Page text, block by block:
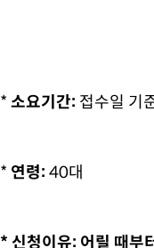
* 소요기간: 접수일 기
* 연령: 40대
* 신청이유: 어릴 때부